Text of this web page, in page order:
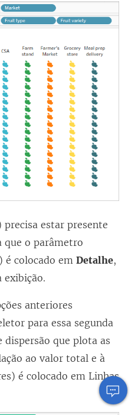
precisa estar presente
que o parâmetro
é colocado em Detalhe,
exibição.
anteriores
para essa segunda
que plota as
ao valor total e à
é colocado em Linhas